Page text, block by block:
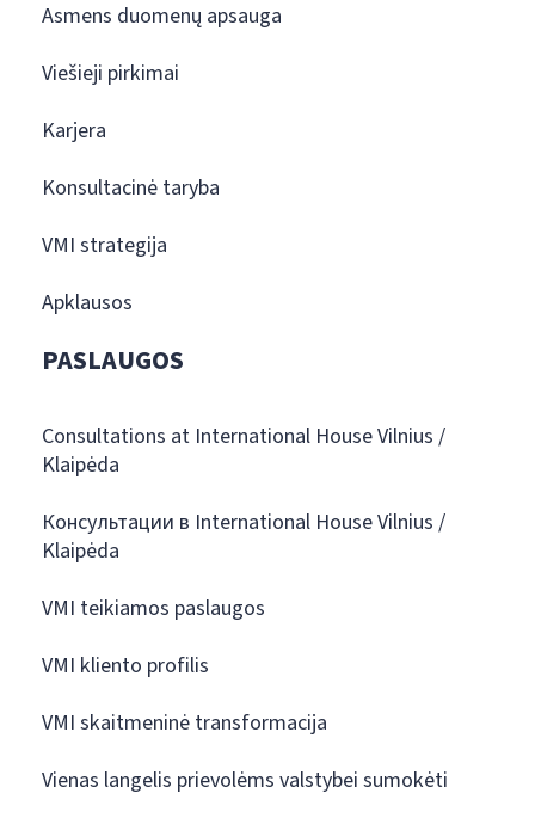
Asmens duomenų apsauga
Viešieji pirkimai
Karjera
Konsultacinė taryba
VMI strategija
Apklausos
PASLAUGOS
Consultations at International House Vilnius /
Klaipėda
Консультации в International House Vilnius /
Klaipėda
VMI teikiamos paslaugos
VMI kliento profilis
VMI skaitmeninė transformacija
Vienas langelis prievolėms valstybei sumokėti